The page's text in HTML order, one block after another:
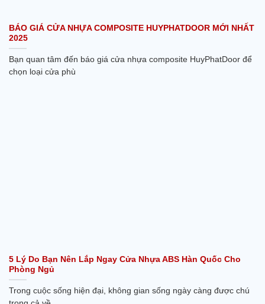
BÁO GIÁ CỬA NHỰA COMPOSITE HUYPHATDOOR MỚI NHẤT
2025
Bạn quan tâm đến báo giá cửa nhựa composite HuyPhatDoor để
chọn loại cửa phù
5 Lý Do Bạn Nên Lắp Ngay Cửa Nhựa ABS Hàn Quốc Cho
Phòng Ngủ
Trong cuộc sống hiện đại, không gian sống ngày càng được chú